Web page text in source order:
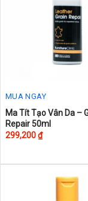
MUA NGAY
Ma Tít Tạo Vân Da –
Repair 50ml
299,200₫